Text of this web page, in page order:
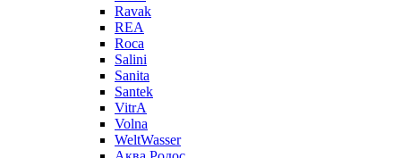
Ravak
REA
Roca
Salini
Sanita
Santek
VitrA
Volna
WeltWasser